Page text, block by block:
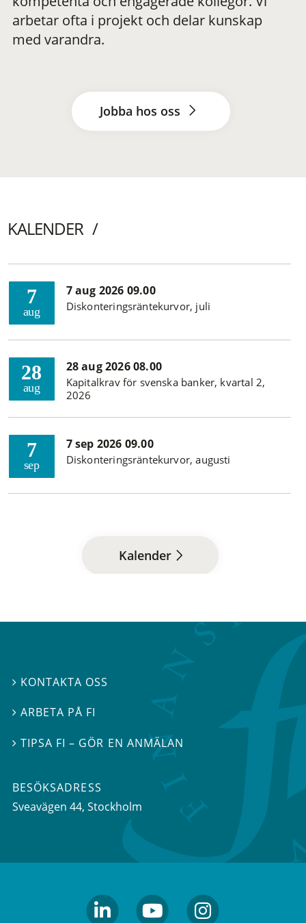
arbetar ofta i projekt och delar kunskap
med varandra.
Jobba hos oss
KALENDER
7
aug
7 aug 2026 09.00
Diskonteringsräntekurvor, juli
28
aug
28 aug 2026 08.00
Kapitalkrav för svenska banker, kvartal 2,
2026
7
sep
7 sep 2026 09.00
Diskonteringsräntekurvor, augusti
Kalender
 KONTAKTA OSS
ARBETA PÅ FI
TIPSA FI – GÖR EN ANMÄLAN
BESÖKSADRESS
Sveavägen 44, Stockholm